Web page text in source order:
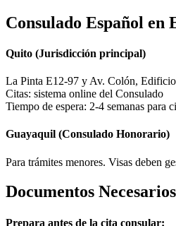
Consulado Español en
Quito (Jurisdicción principal)
La Pinta E12-97 y Av. Colón,
Citas: sistema online del Consulado
Tiempo de espera: 2-4 semanas para
Guayaquil (Consulado Honorario)
Para trámites menores. Visas deben
Documentos Necesarios
Prepara antes de la cita consular: